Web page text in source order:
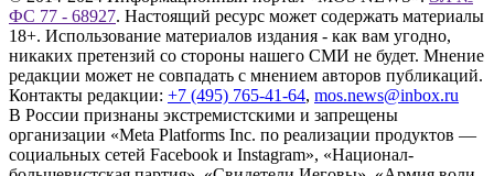
ФС 77 - 68927. Настоящий ресурс может содержать материалы
18+. Использование материалов издания - как вам угодно,
никаких претензий со стороны нашего СМИ не будет. Мнение
редакции может не совпадать с мнением авторов публикаций.
Контакты редакции: +7 (495) 765-41-64, mos.news@inbox.ru
В России признаны экстремистскими и запрещены
организации «Meta Platforms Inc. по реализации продуктов —
социальных сетей Facebook и Instagram», «Национал-